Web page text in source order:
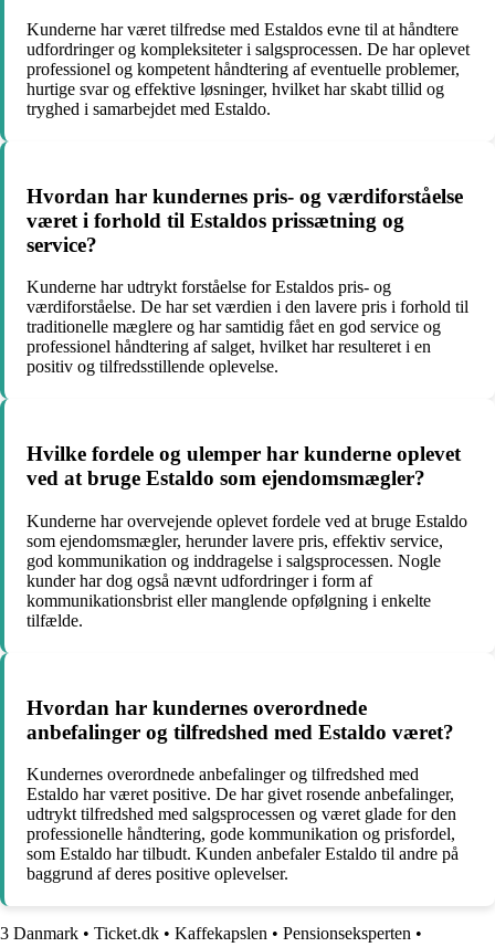
Kunderne har været tilfredse med Estaldos evne til at håndtere
udfordringer og kompleksiteter i salgsprocessen. De har oplevet
professionel og kompetent håndtering af eventuelle problemer,
hurtige svar og effektive løsninger, hvilket har skabt tillid og
tryghed i samarbejdet med Estaldo.
Hvordan har kundernes pris- og værdiforståelse
været i forhold til Estaldos prissætning og
service?
Kunderne har udtrykt forståelse for Estaldos pris- og
værdiforståelse. De har set værdien i den lavere pris i forhold til
traditionelle mæglere og har samtidig fået en god service og
professionel håndtering af salget, hvilket har resulteret i en
positiv og tilfredsstillende oplevelse.
Hvilke fordele og ulemper har kunderne oplevet
ved at bruge Estaldo som ejendomsmægler?
Kunderne har overvejende oplevet fordele ved at bruge Estaldo
som ejendomsmægler, herunder lavere pris, effektiv service,
god kommunikation og inddragelse i salgsprocessen. Nogle
kunder har dog også nævnt udfordringer i form af
kommunikationsbrist eller manglende opfølgning i enkelte
tilfælde.
Hvordan har kundernes overordnede
anbefalinger og tilfredshed med Estaldo været?
Kundernes overordnede anbefalinger og tilfredshed med
Estaldo har været positive. De har givet rosende anbefalinger,
udtrykt tilfredshed med salgsprocessen og været glade for den
professionelle håndtering, gode kommunikation og prisfordel,
som Estaldo har tilbudt. Kunden anbefaler Estaldo til andre på
baggrund af deres positive oplevelser.
3 Danmark • Ticket.dk • Kaffekapslen • Pensionseksperten •